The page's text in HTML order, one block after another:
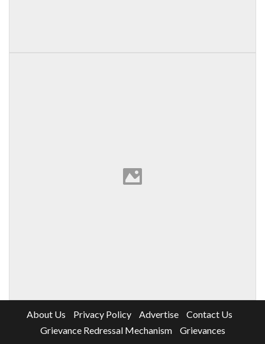
About Us Privacy Policy Advertise
Contact Us
Grievance Redressal Mechanism
Grievances